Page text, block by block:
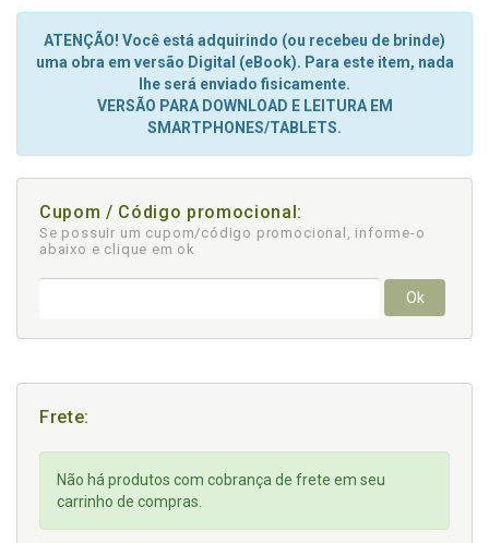
ATENÇÃO! Você está adquirindo (ou recebeu de brinde)
uma obra em versão Digital (eBook). Para este item, nada
lhe será enviado fisicamente.
VERSÃO PARA DOWNLOAD E LEITURA EM
SMARTPHONES/TABLETS.
Cupom / Código promocional:
Se possuir um cupom/código promocional, informe-o
abaixo e clique em ok
Ok
Frete:
Não há produtos com cobrança de frete em seu
carrinho de compras.